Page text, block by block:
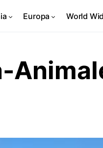
Europa World